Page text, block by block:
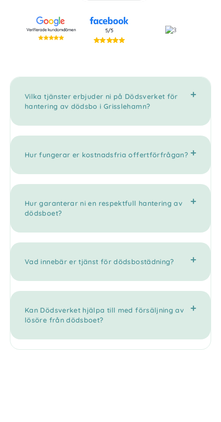
Vilka tjänster erbjuder ni på Dödsverket för
hantering av dödsbo i Grisslehamn?
Hur fungerar er kostnadsfria offertförfrågan?
Hur garanterar ni en respektfull hantering av
dödsboet?
Vad innebär er tjänst för dödsbostädning?
Kan Dödsverket hjälpa till med försäljning av
lösöre från dödsboet?